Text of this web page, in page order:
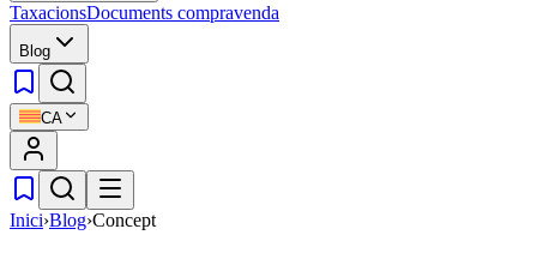
TaxacionsDocuments compravenda
Blog
CA
Inici›Blog›Concept